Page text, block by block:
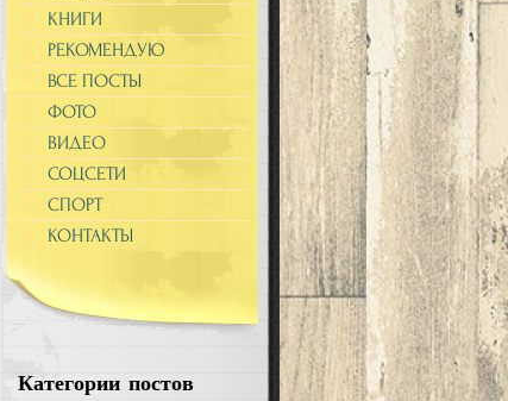
КНИГИ
РЕКОМЕНДУЮ
ВСЕ ПОСТЫ
ФОТО
ВИДЕО
СОЦСЕТИ
СПОРТ
КОНТАКТЫ
Категории постов